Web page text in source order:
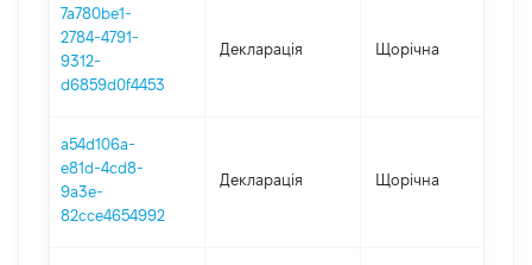
7a780be1-
2784-4791-
9312-
d6859d0f4453
Декларація Щорічна
a54d106a-
e81d-4cd8-
9a3e-
82cce4654992
Декларація Щорічна